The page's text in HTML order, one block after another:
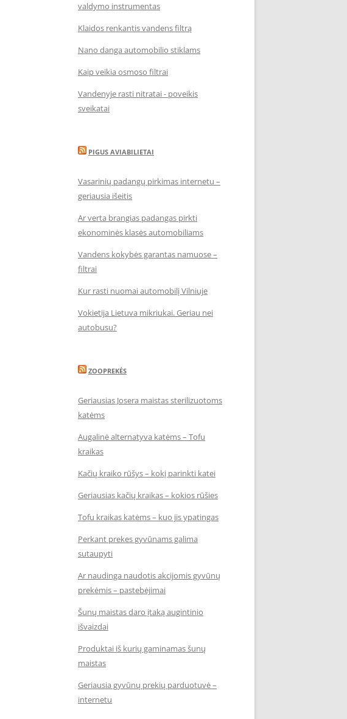
valdymo instrumentas
Klaidos renkantis vandens filtrą
Nano danga automobilio stiklams
Kaip veikia osmoso filtrai
Vandenyje rasti nitratai - poveikis
sveikatai
PIGUS AVIABILIETAI
Vasarinių padangų pirkimas internetu –
geriausia išeitis
Ar verta brangias padangas pirkti
ekonominės klasės automobiliams
Vandens kokybės garantas namuose –
filtrai
Kur rasti nuomai automobilį Vilniuje
Vokietija Lietuva mikriukai. Geriau nei
autobusu?
ZOOPREKĖS
Geriausias Josera maistas sterilizuotoms
katėms
Augalinė alternatyva katėms – Tofu
kraikas
Kačių kraiko rūšys – kokį parinkti katei
Geriausias kačių kraikas – kokios rūšies
Tofu kraikas katėms – kuo jis ypatingas
Perkant prekes gyvūnams galima
sutaupyti
Ar naudinga naudotis akcijomis gyvūnų
prekėmis – pastebėjimai
Šunų maistas daro įtaką augintinio
išvaizdai
Produktai iš kurių gaminamas šunų
maistas
Geriausia gyvūnų prekių parduotuvė –
internetu